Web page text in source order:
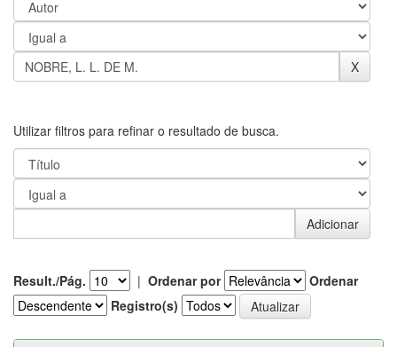
Utilizar filtros para refinar o resultado de busca.
Result./Pág. | Ordenar por
Ordenar
Registro(s)